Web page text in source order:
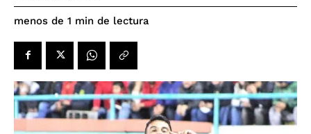
menos de 1 min de lectura